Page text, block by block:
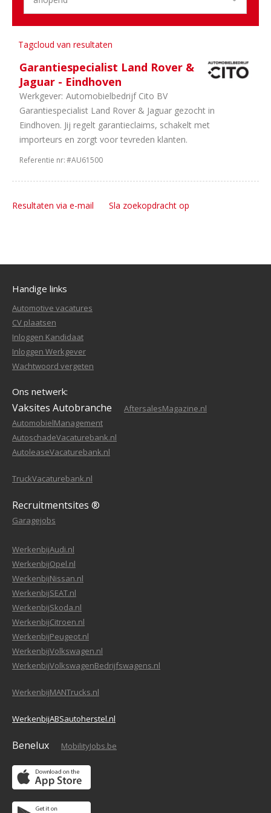
Tagcloud van resultaten
Garantiespecialist Land Rover &
Jaguar - Eindhoven
Werkgever: Automobielbedrijf Cito BV
Garantiespecialist Land Rover & Jaguar gezocht in
Eindhoven. Jij regelt garantieclaims, schakelt met
importeurs en zorgt voor tevreden klanten.
Referentie nr:#AU61500
Resultaten via e-mail Sla zoekopdracht op
Handige links
Automotive vacatures
CV plaatsen
Inloggen Kandidaat
Inloggen Werkgever
Wachtwoord vergeten
Ons netwerk:
Vaksites Autobranche
AftersalesMagazine.nl
AutomobielManagement
AutoschadeVacaturebank.nl
AutoleaseVacaturebank.nl
TruckVacaturebank.nl
Recruitmentsites ®
Garagejobs
WerkenbijAudi.nl
WerkenbijOpel.nl
WerkenbijNissan.nl
WerkenbijSEAT.nl
WerkenbijSkoda.nl
WerkenbijCitroen.nl
WerkenbijPeugeot.nl
WerkenbijVolkswagen.nl
WerkenbijVolkswagenBedrijfswagens.nl
WerkenbijMANTrucks.nl
WerkenbijABSautoherstel.nl
Benelux MobilityJobs.be